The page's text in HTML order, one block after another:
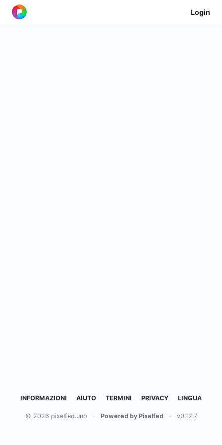
Login
INFORMAZIONI AIUTO TERMINI PRIVACY LINGUA
© 2026 pixelfed.uno · Powered by Pixelfed · v0.12.7